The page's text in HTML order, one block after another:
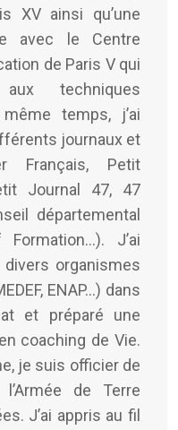
XV ainsi qu’une
avec le Centre
de Paris V qui
techniques
temps, j’ai
journaux et
Français, Petit
Journal 47, 47
départemental
J’ai
organismes
ENAP…) dans
et préparé une
coaching de Vie.
je suis officier de
de Terre
J’ai appris au fil